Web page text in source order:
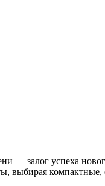
— залог успеха
выбирая